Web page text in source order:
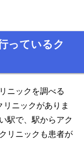
っているク
ニックを調べる
ニックがありま
駅で、駅からアク
リニックも患者が